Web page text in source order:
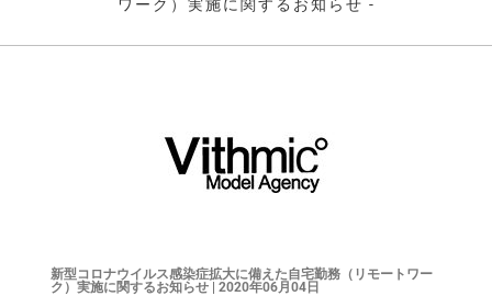
ワーク）実施に関するお知らせ -
新型コロナウイルス感染症拡大に備えた自宅勤務（リモートワー
ク）実施に関するお知らせ | 2020年06月04日